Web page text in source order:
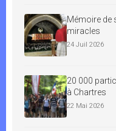
Mémoire de
miracles
24 Juil 2026
20 000
à Chartres
22 Mai 2026